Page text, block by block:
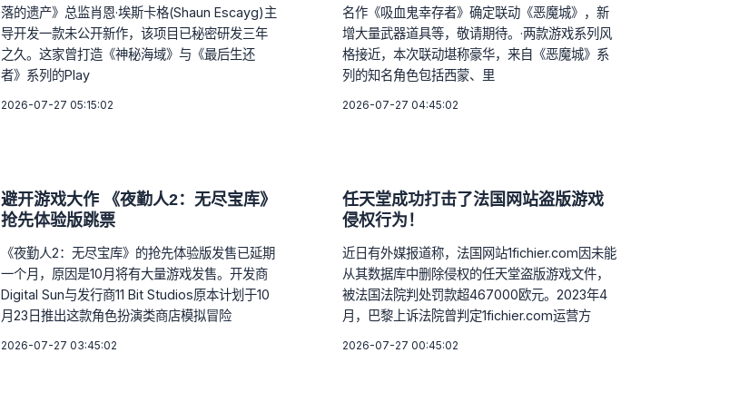
落的遗产》总监肖恩·埃斯卡格(Shaun Escayg)主
导开发一款未公开新作，该项目已秘密研发三年
之久。这家曾打造《神秘海域》与《最后生还
者》系列的Play
2026-07-27 05:15:02
名作《吸血鬼幸存者》确定联动《恶魔城》，新
增大量武器道具等，敬请期待。·两款游戏系列风
格接近，本次联动堪称豪华，来自《恶魔城》系
列的知名角色包括西蒙、里
2026-07-27 04:45:02
避开游戏大作 《夜勤人2：无尽宝库》
抢先体验版跳票
《夜勤人2：无尽宝库》的抢先体验版发售已延期
一个月，原因是10月将有大量游戏发售。开发商
Digital Sun与发行商11 Bit Studios原本计划于10
月23日推出这款角色扮演类商店模拟冒险
2026-07-27 03:45:02
任天堂成功打击了法国网站盗版游戏
侵权行为！
近日有外媒报道称，法国网站1fichier.com因未能
从其数据库中删除侵权的任天堂盗版游戏文件，
被法国法院判处罚款超467000欧元。2023年4
月，巴黎上诉法院曾判定1fichier.com运营方
2026-07-27 00:45:02